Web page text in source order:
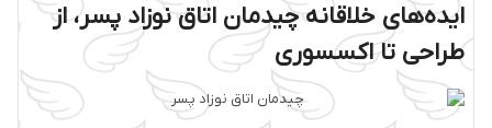
ایده‌های خلاقانه چیدمان اتاق نوزاد پسر، از
طراحی تا اکسسوری